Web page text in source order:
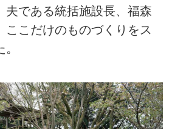
夫である統括施設長、福森
ここだけのものづくりをス